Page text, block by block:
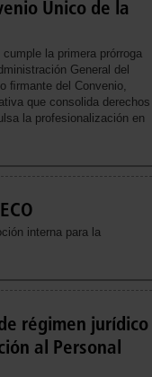
Único de la
la primera prórroga
General del
ﬁrmante del Convenio,
que consolida derechos
la profesionalización en
interna para la
régimen jurídico
al Personal